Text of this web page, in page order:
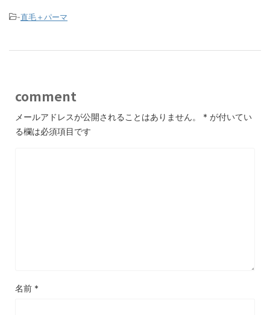
-直毛＋パーマ
comment
メールアドレスが公開されることはありません。 * が付いてい
る欄は必須項目です
名前 *